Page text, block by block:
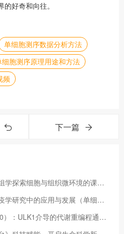
好奇和向往。
单细胞测序数据分析方法
细胞测序原理用途和方法
频
下一篇
深入解析单细胞空间转录组学探索细胞与组织微环境的课程介绍（空间转录组与单细胞）
TNF单细胞测序技术在免疫学研究中的应用与发展（单细胞测序umap）
文献解读|Sci Adv（13.600）：ULK1介导的代谢重编程通过乳酸化修饰调节Vps34脂质激酶活性